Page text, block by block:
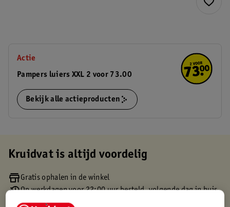
Actie
Pampers luiers XXL 2 voor 73.00
Bekijk alle actieproducten
Kruidvat is altijd voordelig
Gratis ophalen in de winkel
Op werkdagen voor 22:00 uur besteld, volgende dag in huis
Gratis thuisbezorgd vanaf 50.00